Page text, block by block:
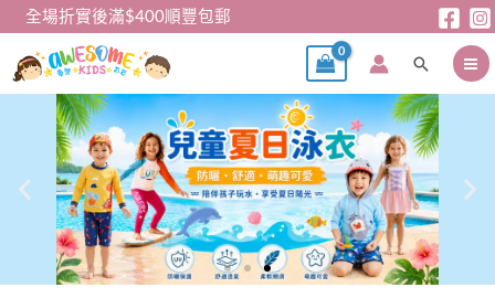
要
全場折實後滿$400順豐包郵
搜
尋